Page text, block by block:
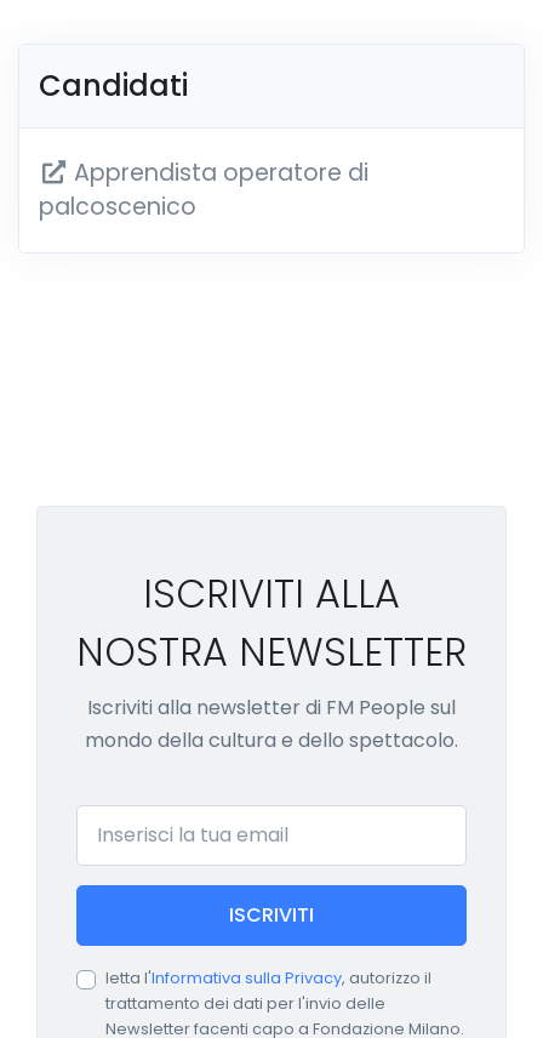
Candidati
Apprendista operatore di
palcoscenico
ISCRIVITI ALLA
NOSTRA NEWSLETTER
Iscriviti alla newsletter di FM People sul
mondo della cultura e dello spettacolo.
Email
ISCRIVITI
letta l'Informativa sulla Privacy, autorizzo il
trattamento dei dati per l'invio delle
Newsletter facenti capo a Fondazione Milano.